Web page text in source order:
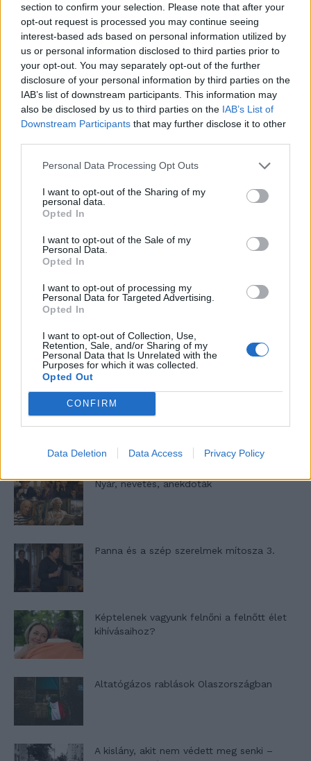
section to confirm your selection. Please note that after your
opt-out request is processed you may continue seeing
interest-based ads based on personal information utilized by
us or personal information disclosed to third parties prior to
your opt-out. You may separately opt-out of the further
disclosure of your personal information by third parties on the
IAB’s list of downstream participants. This information may
also be disclosed by us to third parties on the IAB’s List of
Downstream Participants that may further disclose it to other
Personal Data Processing Opt Outs
I want to opt-out of the Sharing of my
personal data.
Opted In
I want to opt-out of the Sale of my
Personal Data.
Opted In
I want to opt-out of processing my
Personal Data for Targeted Advertising.
Opted In
I want to opt-out of Collection, Use,
Retention, Sale, and/or Sharing of my
Personal Data that Is Unrelated with the
Purposes for which it was collected.
Opted Out
CONFIRM
Data Deletion Data Access Privacy Policy
Minka 11. rész
T. szereti a fiatal lányokat 14. rész
nőknek, amikor segítséget kérnek?
Elyna Robbs: Adéle és az örökölt árnyak
13. rész
Woody Allen megosztó zsenialitása
A világ legismertebb ruhái
Nyár, nevetés, anekdoták
Panna és a szép szerelmek mítosza 3.
Képtelenek vagyunk felnőni a felnőtt élet
kihívásaihoz?
Altatógázos rablások Olaszországban
A kislány, akit nem védett meg senki –